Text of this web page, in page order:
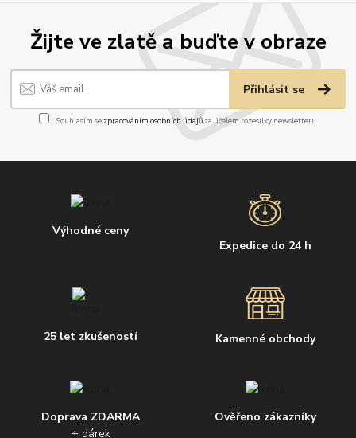
Žijte ve zlatě a buďte v obraze
Přihlásit se
Souhlasím se zpracováním osobních údajůza účelem rozesílky newsletteru.
Výhodné ceny
Expedice do 24 h
25 let zkušeností Kamenné obchody
Doprava ZDARMA
+ dárek
Ověřeno zákazníky